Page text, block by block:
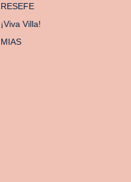
RESEFE
¡Viva Villa!
MIAS